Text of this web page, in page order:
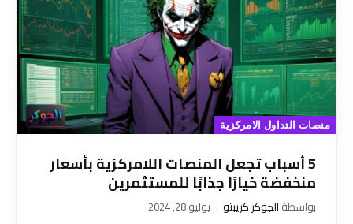
منصات التداول الامركزية
5 أسباب تجعل المنصات اللامركزية بأسعار
منخفضة خيارًا جذابًا للمستثمرين
بواسطة الجوكر كريبتو يوليو 28, 2024